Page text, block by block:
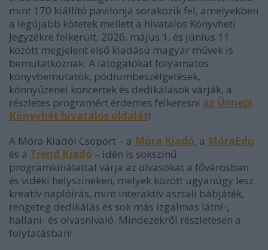
mint 170 kiállító pavilonja sorakozik fel, amelyekben
a legújabb kötetek mellett a hivatalos Könyvheti
Jegyzékre felkerült, 2026. május 1. és június 11.
között megjelent első kiadású magyar művek is
bemutatkoznak. A látogatókat folyamatos
könyvbemutatók, pódiumbeszélgetések,
könnyűzenei koncertek és dedikálások várják, a
részletes programért érdemes felkeresni az Ünnepi
Könyvhét hivatalos oldalát!
A Móra Kiadói Csoport – a Móra Kiadó, a MóraEdu
és a Trend Kiadó – idén is sokszínű
programkínálattal várja az olvasókat a fővárosban
és vidéki helyszíneken, melyek között ugyanúgy lesz
kreatív naplóírás, mint interaktív asztali bábjáték,
rengeteg dedikálás és sok más izgalmas látni-,
hallani- és olvasnivaló. Mindezekről részletesen a
folytatásban!